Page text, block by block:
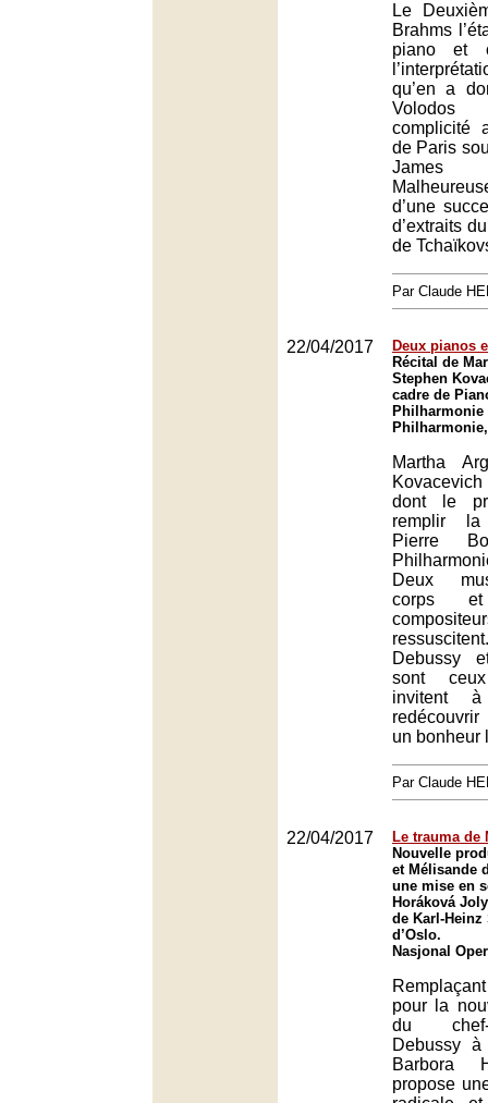
Le
Brahms
piano et
qu’en a
complicité
de Paris
James
d’une
d’extraits
de
Par Claude
22/04/2017
Deux pianos
Récital de
Stephen
cadre de
Philharmonie
Martha
dont le
remplir
Pierre
Deux
corps
Debussy
sont
invitent
un bonheur
Par Claude
22/04/2017
Le trauma de
Nouvelle
et Mélisande
une mise en
Horáková
de Karl-Heinz
d’Oslo.
Nasjonal
pour la
du
Debussy à
Barbora
propose